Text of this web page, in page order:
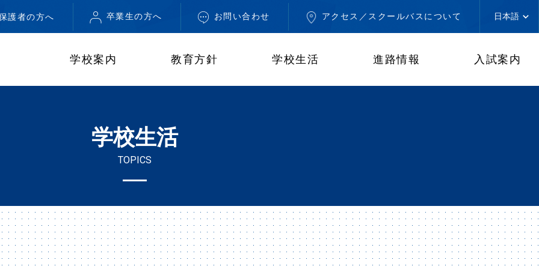
護者の方へ 卒業生の方へ お問い合わせ アクセス／スクールバスについて
学校案内 教育方針 学校生活 進路情報 入試案内
学校生活
TOPICS